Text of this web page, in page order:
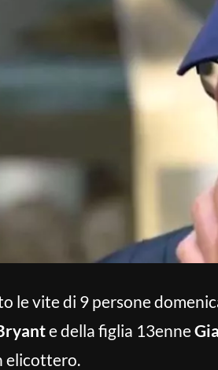
le vite di 9 persone
e della figlia 13enne
elicottero.